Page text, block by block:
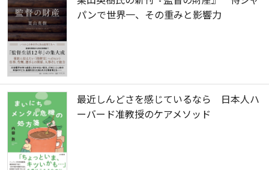
パンで世界一、その重みと影響力
最近しんどさを感じているなら 日本人ハ
ーバード准教授のケアメソッド